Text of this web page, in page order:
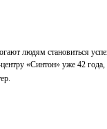
людям становиться
«Синтон» уже 42